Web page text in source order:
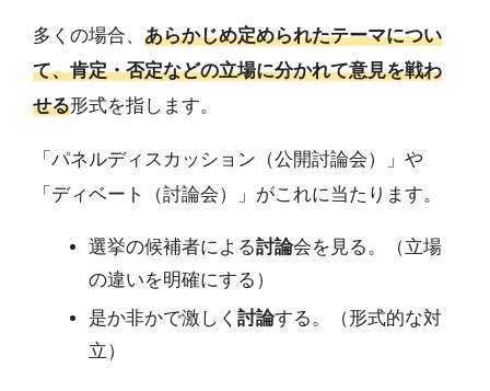
多くの場合、 あらかじめ定められたテーマについ
て、肯定・否定などの立場に分かれて意見を戦わ
せる形式を指します。
「パネルディスカッション（公開討論会）」や
「ディベート（討論会）」がこれに当たります。
選挙の候補者による討論会を見る。（立場
の違いを明確にする）
是か非かで激しく 討論する。（形式的な対
立）